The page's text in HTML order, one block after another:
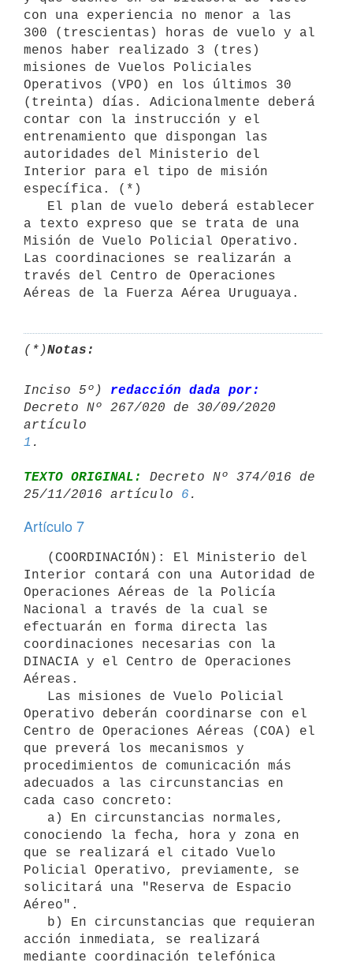
con una experiencia no menor a las
300 (trescientas) horas de vuelo y al
menos haber realizado 3 (tres)
misiones de Vuelos Policiales
Operativos (VPO) en los últimos 30
(treinta) días. Adicionalmente deberá
contar con la instrucción y el
entrenamiento que dispongan las
autoridades del Ministerio del
Interior para el tipo de misión
específica. (*)
a texto expreso que se trata de una
Misión de Vuelo Policial Operativo.
Las coordinaciones se realizarán a
través del Centro de Operaciones
Aéreas de la Fuerza Aérea Uruguaya.
(*)Notas:
Inciso 5º) redacción dada por:
Decreto Nº 267/020 de 30/09/2020
artículo
1
TEXTO ORIGINAL:
Decreto Nº 374/016 de
25/11/2016 artículo 6
Artículo 7
Interior contará con una Autoridad de
Operaciones Aéreas de la Policía
Nacional a través de la cual se
efectuarán en forma directa las
coordinaciones necesarias con la
DINACIA y el Centro de Operaciones
Aéreas.
Operativo deberán coordinarse con el
Centro de Operaciones Aéreas (COA) el
que preverá los mecanismos y
procedimientos de comunicación más
adecuados a las circunstancias en
cada caso concreto:
conociendo la fecha, hora y zona en
que se realizará el citado Vuelo
Policial Operativo, previamente, se
solicitará una "Reserva de Espacio
Aéreo".
acción inmediata, se realizará
mediante coordinación telefónica